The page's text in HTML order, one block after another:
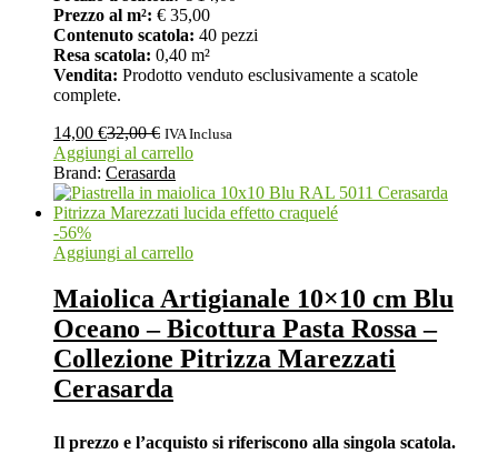
Prezzo al m²: € 35,00
Contenuto scatola: 40 pezzi
Resa scatola: 0,40 m²
Vendita: Prodotto venduto esclusivamente a scatole
complete.
14,00 €32,00€ IVA Inclusa
Aggiungi al carrello
Brand: Cerasarda
-56%
Aggiungi al carrello
Maiolica Artigianale 10×10 cm Blu
Oceano – Bicottura Pasta Rossa –
Collezione Pitrizza Marezzati
Cerasarda
Il prezzo e l’acquisto si riferiscono alla singola scatola.